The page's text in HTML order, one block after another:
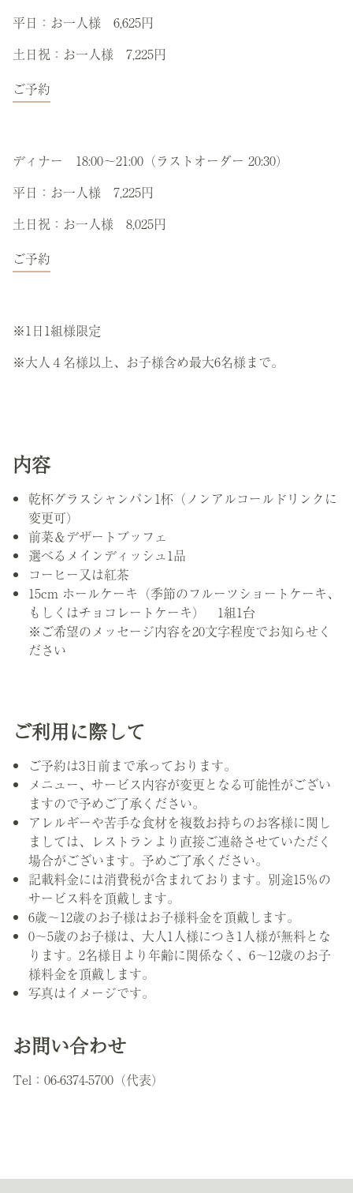
平日：お一人様 6,625円
土日祝：お一人様 7,225円
ご予約
ディナー 18:00～21:00（ラストオーダー 20:30）
平日：お一人様 7,225円
土日祝：お一人様 8,025円
ご予約
※1日1組様限定
※大人４名様以上、お子様含め最大6名様まで。
内容
乾杯グラスシャンパン1杯（ノンアルコールドリンクに
変更可）
前菜＆デザートブッフェ
選べるメインディッシュ1品
コーヒー又は紅茶
15cm ホールケーキ（季節のフルーツショートケーキ、
もしくはチョコレートケーキ） 1組1台
※ご希望のメッセージ内容を20文字程度でお知らせく
ださい
ご利用に際して
ご予約は3日前まで承っております。
メニュー、サービス内容が変更となる可能性がござい
ますので予めご了承ください。
アレルギーや苦手な食材を複数お持ちのお客様に関し
ましては、レストランより直接ご連絡させていただく
場合がございます。予めご了承ください。
記載料金には消費税が含まれております。別途15％の
サービス料を頂戴します。
6歳～12歳のお子様はお子様料金を頂戴します。
0～5歳のお子様は、大人1人様につき1人様が無料とな
ります。2名様目より年齢に関係なく、6～12歳のお子
様料金を頂戴します。
写真はイメージです。
お問い合わせ
Tel：06-6374-5700（代表）